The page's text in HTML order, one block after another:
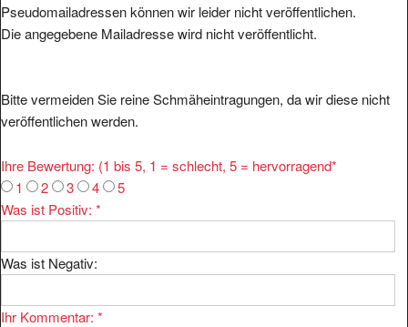
Pseudomailadressen können wir leider nicht veröffentlichen.
Die angegebene Mailadresse wird nicht veröffentlicht.
Bitte vermeiden Sie reine Schmäheintragungen, da wir diese nicht
veröffentlichen werden.
Ihre Bewertung: (1 bis 5, 1 = schlecht, 5 = hervorragend*
1
2 3 4
5
Was ist Positiv: *
Was ist Negativ:
Ihr Kommentar: *